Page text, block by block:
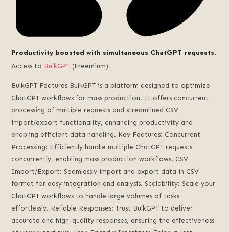
Productivity boosted with simultaneous ChatGPT requests.
Access to BulkGPT (Freemium)
BulkGPT Features BulkGPT is a platform designed to optimize
ChatGPT workflows for mass production. It offers concurrent
processing of multiple requests and streamlined CSV
import/export functionality, enhancing productivity and
enabling efficient data handling. Key Features: Concurrent
Processing: Efficiently handle multiple ChatGPT requests
concurrently, enabling mass production workflows. CSV
Import/Export: Seamlessly import and export data in CSV
format for easy integration and analysis. Scalability: Scale your
ChatGPT workflows to handle large volumes of tasks
effortlessly. Reliable Responses: Trust BulkGPT to deliver
accurate and high-quality responses, ensuring the effectiveness